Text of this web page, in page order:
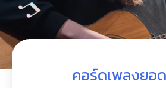
คอร์ดเพลงยอ